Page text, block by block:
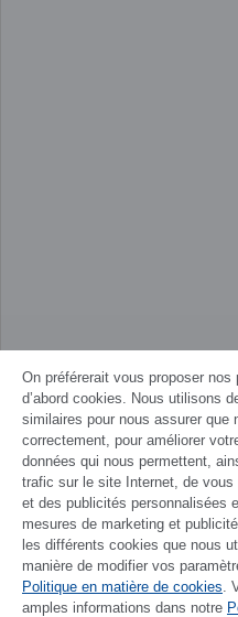
On préférerait vous proposer
d’abord cookies. Nous utilisons
similaires pour nous assurer que
correctement, pour améliorer
données qui nous permettent,
trafic sur le site Internet, de
et des publicités personnalisées
mesures de marketing et
les différents cookies que nous
manière de modifier vos
Politique en matière de cookies.
amples informations dans notre